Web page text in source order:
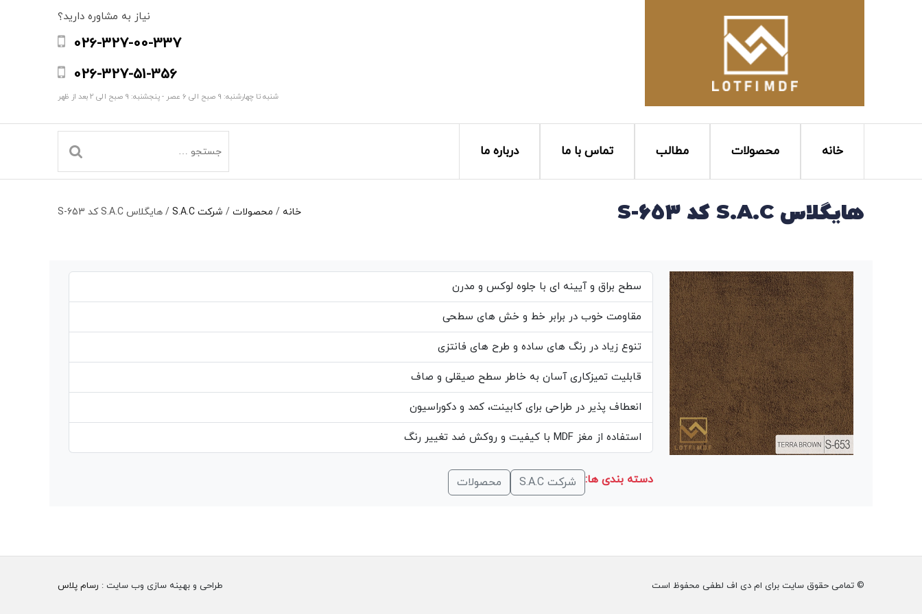
نیاز به مشاوره دارید؟
026-327-00-337
026-327-51-356
شنبه تا چهارشنبه: 9 صبح الی 6 عصر - پنجشنبه: 9 صبح الی 2 بعد از ظهر
خانه محصولات مطالب تماس با ما درباره ما
هایگلاس S.A.C کد S-653 خانه / محصولات / شرکت S.A.C / هایگلاس S.A.C کد S-653
سطح براق و آیینه ای با جلوه لوکس و مدرن
مقاومت خوب در برابر خط و خش های سطحی
تنوع زیاد در رنگ های ساده و طرح های فانتزی
قابلیت تمیزکاری آسان به خاطر سطح صیقلی و صاف
انعطاف پذیر در طراحی برای کابینت، کمد و دکوراسیون
استفاده از مغز MDF با کیفیت و روکش ضد تغییر رنگ
دسته بندی ها: شرکت S.A.C محصولات
© تمامی حقوق سایت برای ام دی اف لطفی محفوظ است طراحی و بهینه سازی وب سایت : رسام پلاس